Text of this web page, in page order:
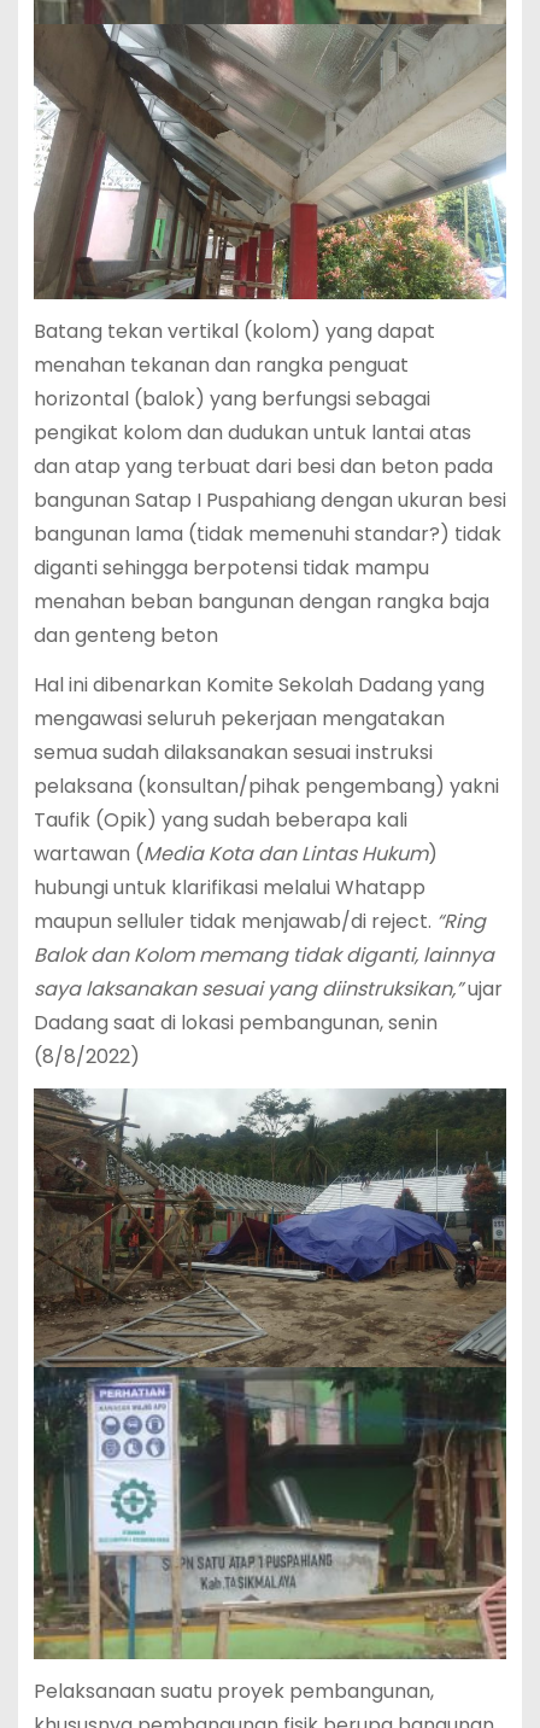
Batang tekan vertikal (kolom) yang dapat
menahan tekanan dan rangka penguat
horizontal (balok) yang berfungsi sebagai
pengikat kolom dan dudukan untuk lantai atas
dan atap yang terbuat dari besi dan beton pada
bangunan Satap I Puspahiang dengan ukuran besi
bangunan lama (tidak memenuhi standar?) tidak
diganti sehingga berpotensi tidak mampu
menahan beban bangunan dengan rangka baja
dan genteng beton
Hal ini dibenarkan Komite Sekolah Dadang yang
mengawasi seluruh pekerjaan mengatakan
semua sudah dilaksanakan sesuai instruksi
pelaksana (konsultan/pihak pengembang) yakni
Taufik (Opik) yang sudah beberapa kali
wartawan (Media Kota dan Lintas Hukum)
hubungi untuk klarifikasi melalui Whatapp
maupun selluler tidak menjawab/di reject. “Ring
Balok dan Kolom memang tidak diganti, lainnya
saya laksanakan sesuai yang diinstruksikan,”ujar
Dadang saat di lokasi pembangunan, senin
(8/8/2022)
Pelaksanaan suatu proyek pembangunan,